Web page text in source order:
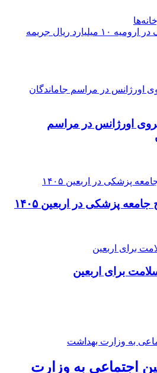
نجف زاده: نانوای متخلف در ارومیه ۱۰ میلیارد ریال جریمه
اورژانس در مراسم
پزشکی در اربعین ۱۴۰۵
برای اربعین
اجتماعی به وزارت